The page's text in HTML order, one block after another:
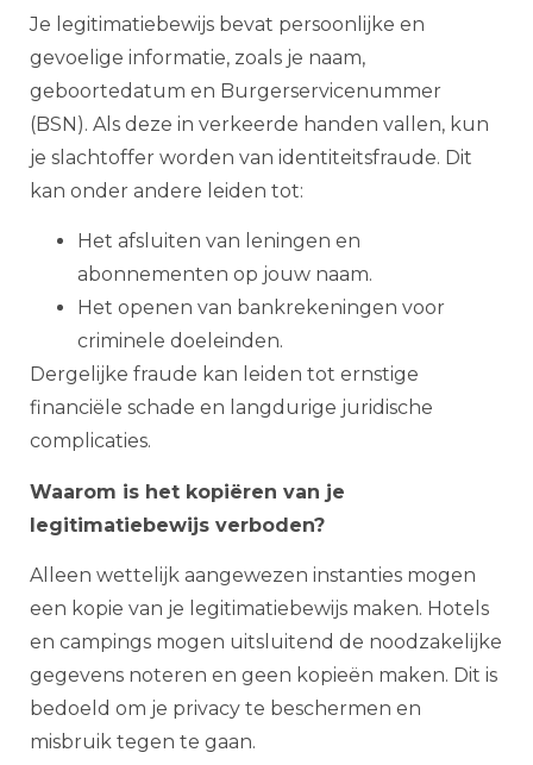
Je legitimatiebewijs bevat persoonlijke en
gevoelige informatie, zoals je naam,
geboortedatum en Burgerservicenummer
(BSN). Als deze in verkeerde handen vallen, kun
je slachtoffer worden van identiteitsfraude. Dit
kan onder andere leiden tot:
Het afsluiten van leningen en
abonnementen op jouw naam.
Het openen van bankrekeningen voor
criminele doeleinden.
Dergelijke fraude kan leiden tot ernstige
financiële schade en langdurige juridische
complicaties.
Waarom is het kopiëren van je
legitimatiebewijs verboden?
Alleen wettelijk aangewezen instanties mogen
een kopie van je legitimatiebewijs maken. Hotels
en campings mogen uitsluitend de noodzakelijke
gegevens noteren en geen kopieën maken. Dit is
bedoeld om je privacy te beschermen en
misbruik tegen te gaan.